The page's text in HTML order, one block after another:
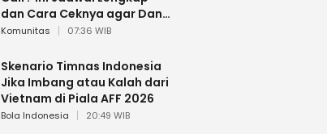
dan Cara Ceknya agar Dana
Tidak Hangus!
Komunitas 07:36 WIB
Skenario Timnas Indonesia
Jika Imbang atau Kalah dari
Vietnam di Piala AFF 2026
Bola Indonesia 20:49 WIB